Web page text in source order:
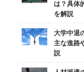
は？具体
を解説
大学中退
主な進路
説